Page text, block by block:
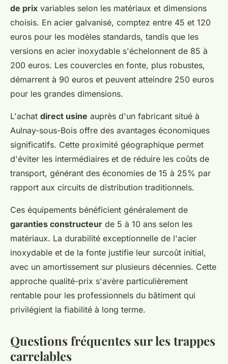
de prix variables selon les matériaux et dimensions
choisis. En acier galvanisé, comptez entre 45 et 120
euros pour les modèles standards, tandis que les
versions en acier inoxydable s'échelonnent de 85 à
200 euros. Les couvercles en fonte, plus robustes,
démarrent à 90 euros et peuvent atteindre 250 euros
pour les grandes dimensions.
L'achat direct usine auprès d'un fabricant situé à
Aulnay-sous-Bois offre des avantages économiques
significatifs. Cette proximité géographique permet
d'éviter les intermédiaires et de réduire les coûts de
transport, générant des économies de 15 à 25% par
rapport aux circuits de distribution traditionnels.
Ces équipements bénéficient généralement de
garanties constructeur de 5 à 10 ans selon les
matériaux. La durabilité exceptionnelle de l'acier
inoxydable et de la fonte justifie leur surcoût initial,
avec un amortissement sur plusieurs décennies. Cette
approche qualité-prix s'avère particulièrement
rentable pour les professionnels du bâtiment qui
privilégient la fiabilité à long terme.
Questions fréquentes sur les trappes
carrelables